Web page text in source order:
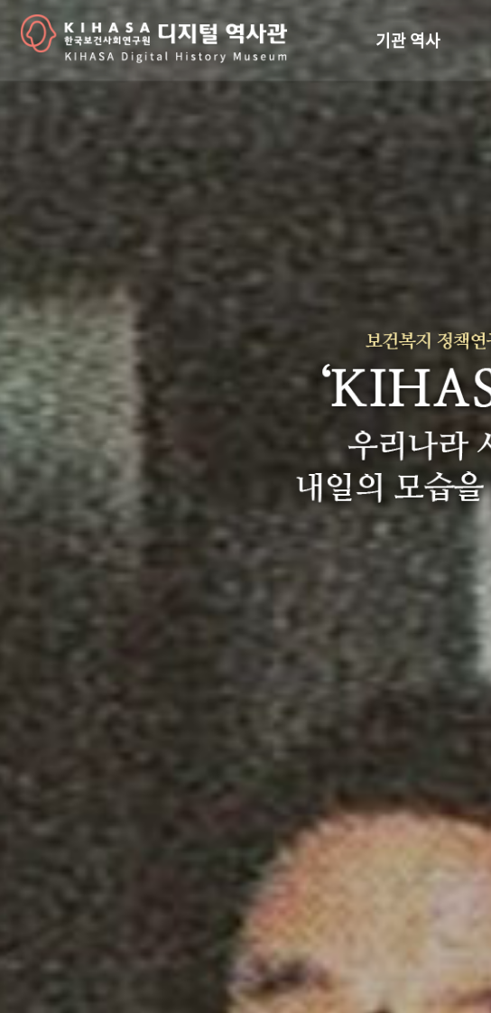
기관 역사
걸어온 길
기관 변천사
연구원 사람들